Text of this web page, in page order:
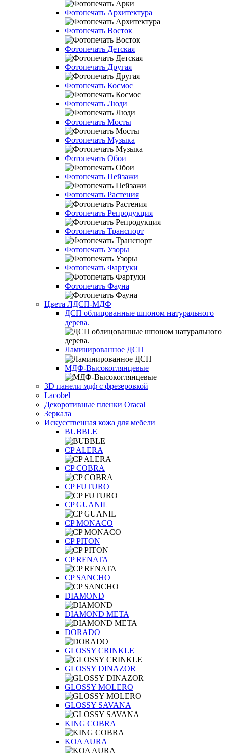
Фотопечать Архитектура
Фотопечать Восток
Фотопечать Детская
Фотопечать Другая
Фотопечать Космос
Фотопечать Люди
Фотопечать Мосты
Фотопечать Музыка
Фотопечать Обои
Фотопечать Пейзажи
Фотопечать Растения
Фотопечать Репродукция
Фотопечать Транспорт
Фотопечать Узоры
Фотопечать Фартуки
Фотопечать Фауна
Цвета ЛДСП-МДФ
ДСП облицованные шпоном натурального
дерева.
Ламинированное ДСП
МДФ-Высокоглянцевые
3D панели мдф с фрезеровкой
Lacobel
Декоротивные пленки Oracal
Зеркала
Искусственная кожа для мебели
BUBBLE
CP ALERA
CP COBRA
CP FUTURO
CP GUANIL
CP MONACO
CP PITON
CP RENATA
CP SANCHO
DIAMOND
DIAMOND META
DORADO
GLOSSY CRINKLE
GLOSSY DINAZOR
GLOSSY MOLERO
GLOSSY SAVANA
KING COBRA
KOA AURA